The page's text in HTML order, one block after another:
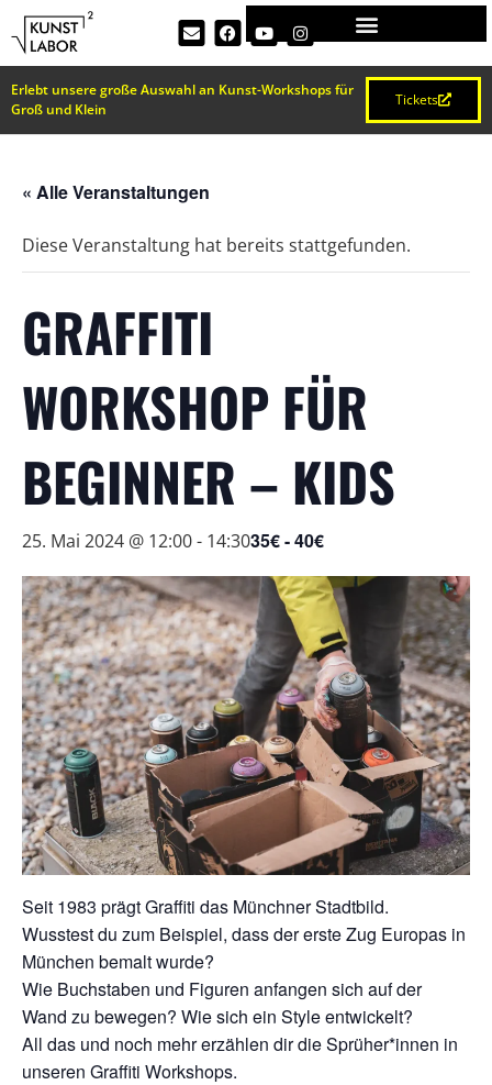
Erlebt unsere große Auswahl an Kunst-Workshops für
Groß und Klein
Tickets
« Alle Veranstaltungen
Diese Veranstaltung hat bereits stattgefunden.
GRAFFITI
WORKSHOP FÜR
BEGINNER – KIDS
25. Mai 2024 @ 12:00- 14:3035€ - 40€
Seit 1983 prägt Graffiti das Münchner Stadtbild.
Wusstest du zum Beispiel, dass der erste Zug Europas in
München bemalt wurde?
Wie Buchstaben und Figuren anfangen sich auf der
Wand zu bewegen? Wie sich ein Style entwickelt?
All das und noch mehr erzählen dir die Sprüher*innen in
unseren Graffiti Workshops.